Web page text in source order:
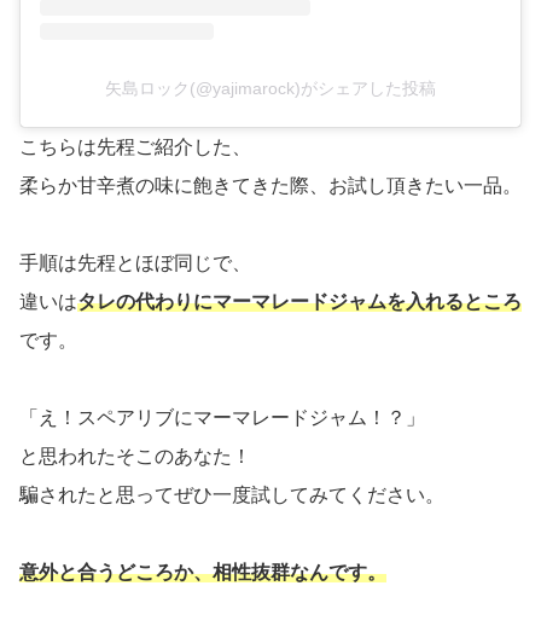
矢島ロック(@yajimarock)がシェアした投稿
こちらは先程ご紹介した、
柔らか甘辛煮の味に飽きてきた際、お試し頂きたい一品。
手順は先程とほぼ同じで、
違いはタレの代わりにマーマレードジャムを入れるところ
です。
「え！スペアリブにマーマレードジャム！？」
と思われたそこのあなた！
騙されたと思ってぜひ一度試してみてください。
意外と合うどころか、相性抜群なんです。